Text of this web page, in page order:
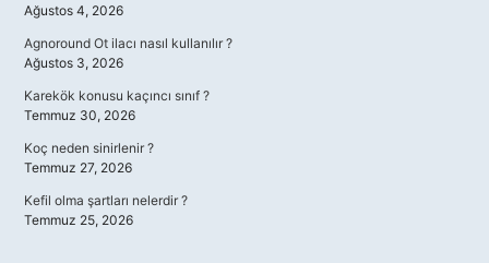
Ağustos 4, 2026
Agnoround Ot ilacı nasıl kullanılır ?
Ağustos 3, 2026
Karekök konusu kaçıncı sınıf ?
Temmuz 30, 2026
Koç neden sinirlenir ?
Temmuz 27, 2026
Kefil olma şartları nelerdir ?
Temmuz 25, 2026